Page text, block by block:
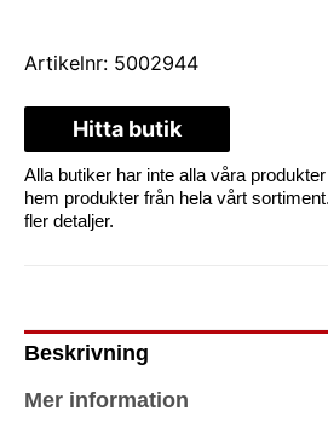
Artikelnr: 5002944
Hitta butik
Alla butiker har inte alla våra
hem produkter från hela vårt
fler detaljer.
Beskrivning
Mer information